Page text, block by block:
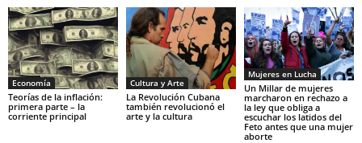
Economía
Teorías de la inflación:
primera parte – la
corriente principal
Cultura y Arte
La Revolución Cubana
también revolucionó el
arte y la cultura
Mujeres en Lucha
Un Millar de mujeres
marcharon en rechazo a
la ley que obliga a
escuchar los latidos del
Feto antes que una mujer
aborte